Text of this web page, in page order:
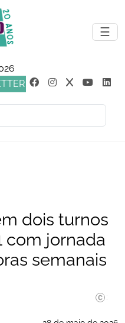
☰
dois turnos
com jornada
semanais
©Kayo